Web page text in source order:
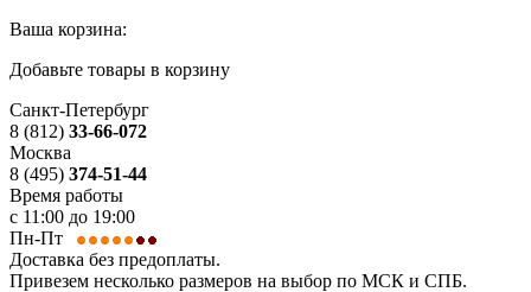
Ваша корзина:
Добавьте товары в корзину
Санкт-Петербург
8 (812) 33-66-072
Москва
8 (495) 374-51-44
Время работы
с 11:00 до 19:00
Пн-Пт
Доставка без предоплаты.
Привезем несколько размеров на выбор по МСК и СПБ.